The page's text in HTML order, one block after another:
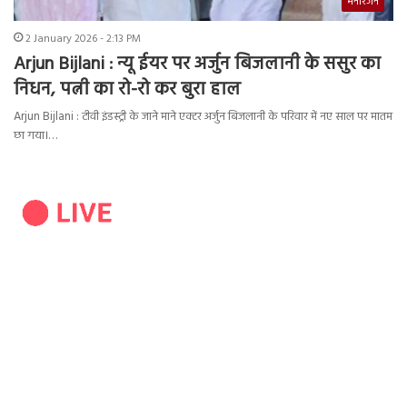
2 January 2026 - 2:13 PM
Arjun Bijlani : न्यू ईयर पर अर्जुन बिजलानी के ससुर का
निधन, पत्नी का रो-रो कर बुरा हाल
Arjun Bijlani : टीवी इंडस्ट्री के जाने माने एक्टर अर्जुन बिजलानी के परिवार में नए साल पर मातम
छा गया।…